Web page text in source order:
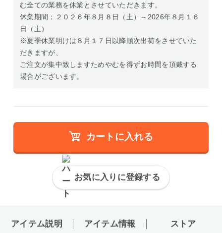
む全ての業務を休業とさせていただきます。
休業期間：２０２６年８月８日（土）～2026年８月１６
日（土）
※夏季休業明けは８月１７日以降順次出荷をさせていた
だきますが、
ご注文が集中致しますためやむを得ずお時間を頂戴する
場合がございます。
カートに入れる
お気に入りに登録する
アイテム説明 アイテム情報 ストア